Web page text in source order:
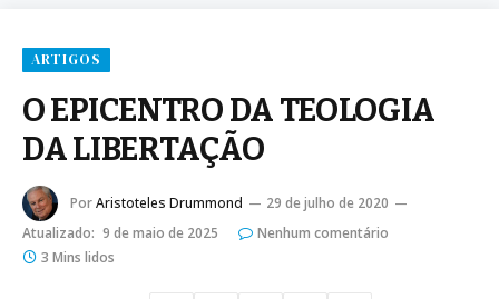
ARTIGOS
O EPICENTRO DA TEOLOGIA
DA LIBERTAÇÃO
PorAristoteles Drummond
29 de julho de 2020
Atualizado: 9 de maio de 2025
Nenhum comentário
3 Mins lidos